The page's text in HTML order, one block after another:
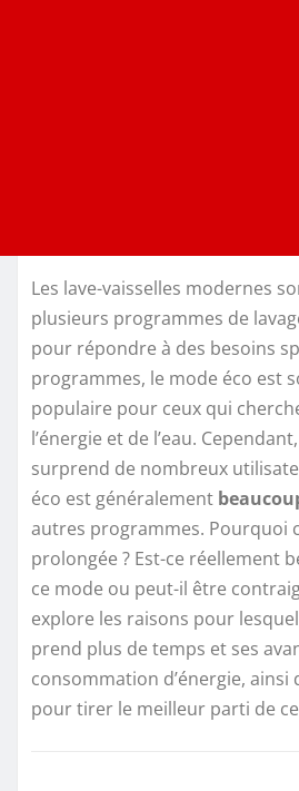
Les lave-vaisselles modernes
plusieurs programmes de
pour répondre à des besoins
programmes, le mode éco est
populaire pour ceux qui
l’énergie et de l’eau.
surprend de nombreux
éco est généralement
autres programmes. Pourquoi
prolongée ? Est-ce réellement
ce mode ou peut-il être
explore les raisons pour
prend plus de temps et ses
consommation d’énergie, ainsi
pour tirer le meilleur parti de